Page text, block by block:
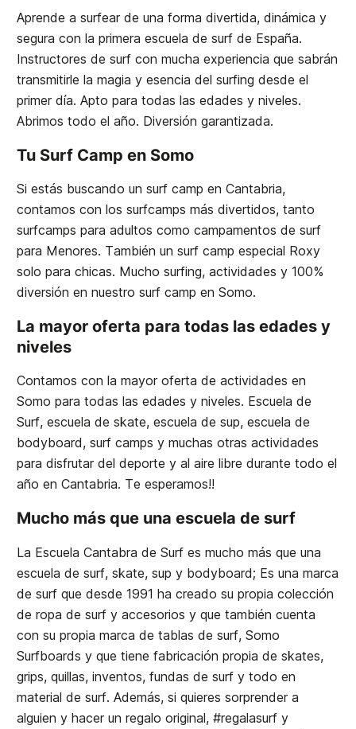
Aprende a surfear de una forma divertida, dinámica y
segura con la primera escuela de surf de España.
Instructores de surf con mucha experiencia que sabrán
transmitirle la magia y esencia del surfing desde el
primer día. Apto para todas las edades y niveles.
Abrimos todo el año. Diversión garantizada.
Tu Surf Camp en Somo
Si estás buscando un surf camp en Cantabria,
contamos con los surfcamps más divertidos, tanto
surfcamps para adultos como campamentos de surf
para Menores. También un surf camp especial Roxy
solo para chicas. Mucho surfing, actividades y 100%
diversión en nuestro surf camp en Somo.
La mayor oferta para todas las edades y
niveles
Contamos con la mayor oferta de actividades en
Somo para todas las edades y niveles. Escuela de
Surf, escuela de skate, escuela de sup, escuela de
bodyboard, surf camps y muchas otras actividades
para disfrutar del deporte y al aire libre durante todo el
año en Cantabria. Te esperamos!!
Mucho más que una escuela de surf
La Escuela Cantabra de Surf es mucho más que una
escuela de surf, skate, sup y bodyboard; Es una marca
de surf que desde 1991 ha creado su propia colección
de ropa de surf y accesorios y que también cuenta
con su propia marca de tablas de surf, Somo
Surfboards y que tiene fabricación propia de skates,
grips, quillas, inventos, fundas de surf y todo en
material de surf. Además, si quieres sorprender a
alguien y hacer un regalo original, #regalasurf y